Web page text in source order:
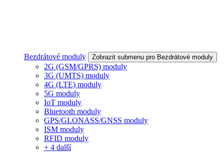
Bezdrátové moduly Zobrazit submenu pro Bezdrátové moduly
2G (GSM/GPRS) moduly
3G (UMTS) moduly
4G (LTE) moduly
5G moduly
IoT moduly
Bluetooth moduly
GPS/GLONASS/GNSS moduly
ISM moduly
RFID moduly
+ 4 další